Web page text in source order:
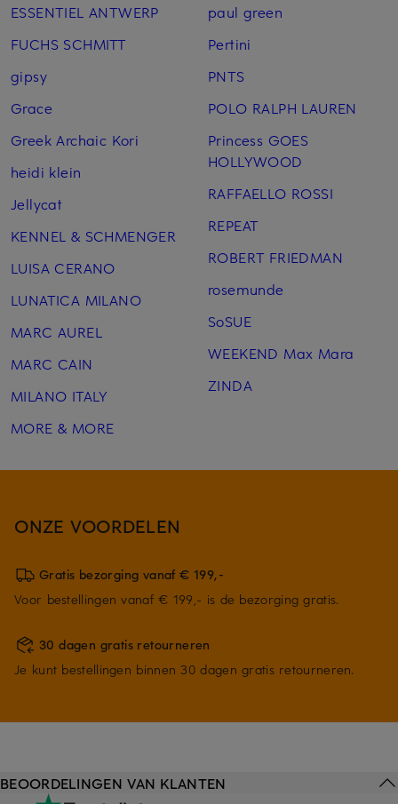
ESSENTIEL ANTWERP
FUCHS SCHMITT
gipsy
Grace
Greek Archaic Kori
heidi klein
Jellycat
KENNEL & SCHMENGER
LUISA CERANO
LUNATICA MILANO
MARC AUREL
MARC CAIN
MILANO ITALY
MORE & MORE
paul green
Pertini
PNTS
POLO RALPH LAUREN
Princess GOES
HOLLYWOOD
RAFFAELLO ROSSI
REPEAT
ROBERT FRIEDMAN
rosemunde
SoSUE
WEEKEND Max Mara
ZINDA
ONZE VOORDELEN
Gratis bezorging vanaf € 199,-
Voor bestellingen vanaf € 199,- is de bezorging gratis.
30 dagen gratis retourneren
Je kunt bestellingen binnen 30 dagen gratis retourneren.
BEOORDELINGEN VAN KLANTEN